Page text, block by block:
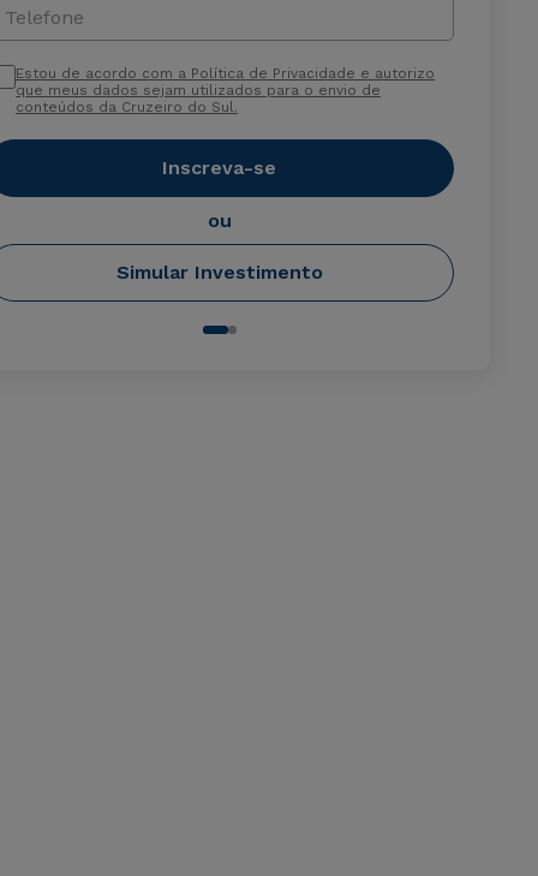
Telefone
Estou de acordo com a Política de Privacidade e autorizo
que meus dados sejam utilizados para o envio de
conteúdos da Cruzeiro do Sul.
Inscreva-se
ou
Simular Investimento